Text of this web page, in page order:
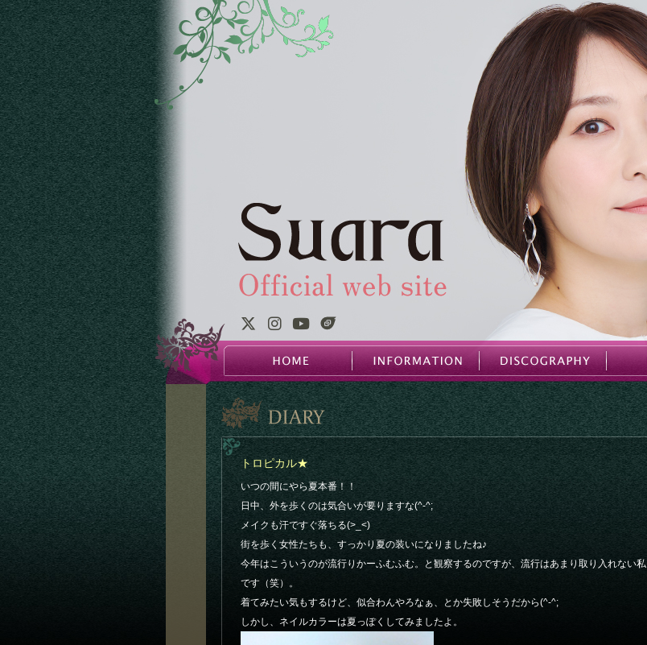
トロピカル★
いつの間にやら夏本番！！
日中、外を歩くのは気合いが要りますな(^-^;
メイクも汗ですぐ落ちる(>_<)
街を歩く女性たちも、すっかり夏の装いになりましたね♪
今年はこういうのが流行りかーふむふむ。と観察するのですが、流行はあまり取り入れない私
です（笑）。
着てみたい気もするけど、似合わんやろなぁ、とか失敗しそうだから(^-^;
しかし、ネイルカラーは夏っぽくしてみましたよ。